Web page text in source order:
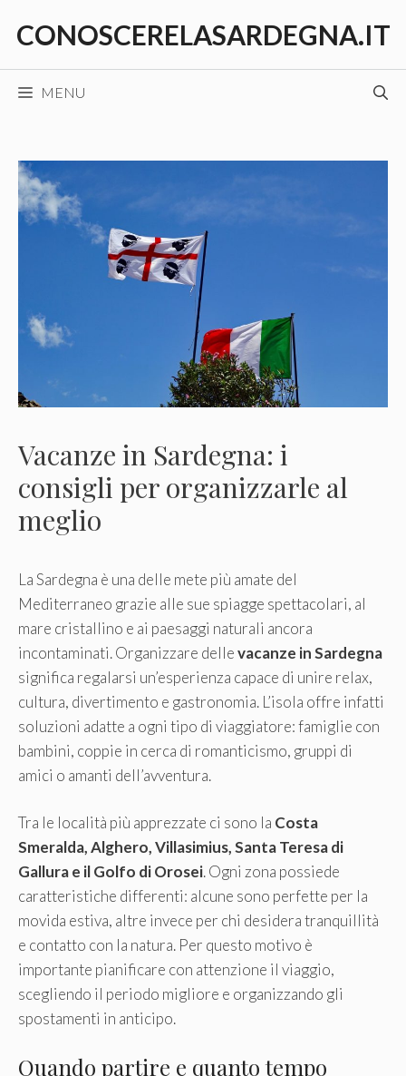
CONOSCERELASARDEGNA.IT
MENU
Vacanze in Sardegna: i
consigli per organizzarle al
meglio
La Sardegna è una delle mete più amate del
Mediterraneo grazie alle sue spiagge spettacolari, al
mare cristallino e ai paesaggi naturali ancora
incontaminati. Organizzare dellevacanze in Sardegna
significa regalarsi un’esperienza capace di unire relax,
cultura, divertimento e gastronomia. L’isola offre infatti
soluzioni adatte a ogni tipo di viaggiatore: famiglie con
bambini, coppie in cerca di romanticismo, gruppi di
amici o amanti dell’avventura.
Tra le località più apprezzate ci sono la Costa
Smeralda, Alghero, Villasimius, Santa Teresa di
Gallura e il Golfo di Orosei. Ogni zona possiede
caratteristiche differenti: alcune sono perfette per la
movida estiva, altre invece per chi desidera tranquillità
e contatto con la natura. Per questo motivo è
importante pianificare con attenzione il viaggio,
scegliendo il periodo migliore e organizzando gli
spostamenti in anticipo.
Quando partire e quanto tempo